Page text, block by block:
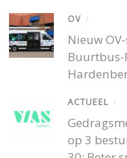
OV /
Nieuw
Buurtbus-
ACTUEEL /
op 3